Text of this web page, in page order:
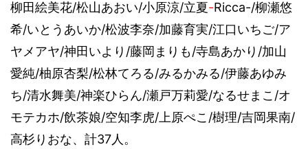
柳田絵美花/松山あおい/小原涼/立夏-Ricca-/柳瀬悠
希/いとうあいか/松波李奈/加藤育実/江口いちご/ア
ヤメアヤ/神田いより /藤岡まりも/寺島あかり /加山
愛純/柚原杏梨/松林てろる/みるかみる/伊藤あゆみ
ち/清水舞美/神楽ひらん/瀬戸万莉愛/なるせまこ /オ
モテカホ/飲茶娘/空知李虎/ 上原ぺこ /樹理/吉岡果南/
高杉りおな、計37人。